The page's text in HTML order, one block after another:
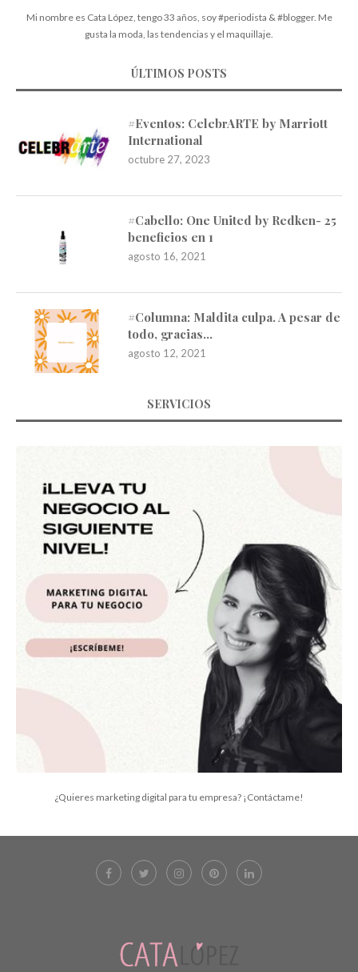
Mi nombre es Cata López, tengo 33 años, soy #periodista & #blogger. Me
gusta la moda, las tendencias y el maquillaje.
ÚLTIMOS POSTS
#Eventos: CelebrARTE by Marriott
International
octubre 27, 2023
#Cabello: One United by Redken- 25
beneficios en 1
agosto 16, 2021
#Columna: Maldita culpa. A pesar de
todo, gracias…
agosto 12, 2021
SERVICIOS
¿Quieres marketing digital para tu empresa? ¡Contáctame!